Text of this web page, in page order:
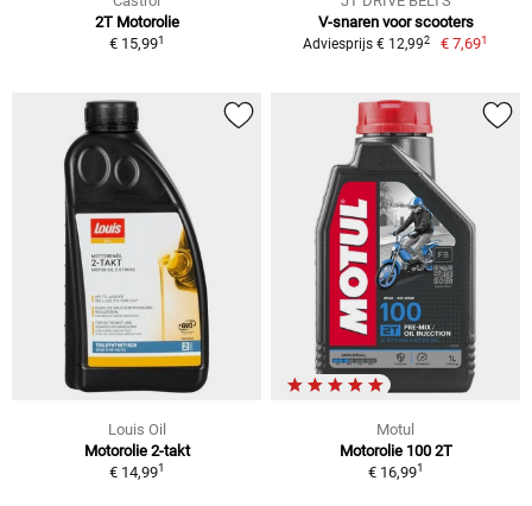
2T Motorolie
€ 15,991
V-snaren voor scooters
Adviesprijs € 12,992 € 7,691
Louis Oil
Motorolie 2-takt
€ 14,991
Motul
Motorolie 100 2T
€ 16,991